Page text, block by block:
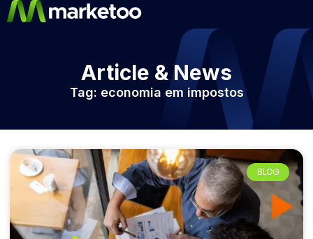
Article & News
Tag: economia em impostos
BLOG